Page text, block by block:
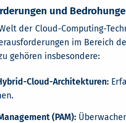
und
der Cloud-Computing-
im Bereich
gehören insbesondere:
Cloud-Architekturen:
(PAM):